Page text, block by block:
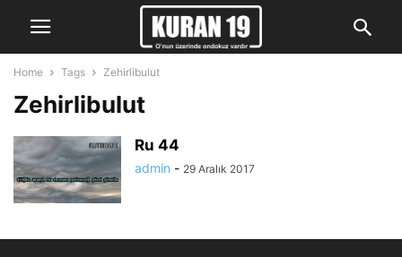
Home Tags Zehirlibulut
Zehirlibulut
Ru 44
admin - 29 Aralık 2017